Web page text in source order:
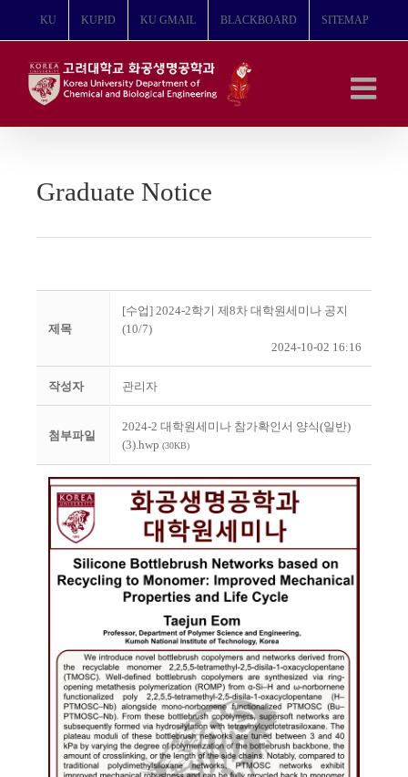
뛰
KU KUPID KU GMAIL BLACKBOARD SITEMAP
Graduate Notice
제목
[수업] 2024-2학기 제8차 대학원세미나 공지
(10/7)
2024-10-02 16:16
작성자 관리자
첨부파일
2024-2 대학원세미나 참가확인서 양식(일반)
(3).hwp (30KB)